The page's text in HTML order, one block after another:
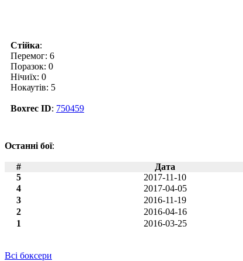
Стійка:
Перемог: 6
Поразок: 0
Нічиїх: 0
Нокаутів: 5
Boxrec ID: 750459
Останні бої:
# Дата
5
2017-11-10
4
2017-04-05
3
2016-11-19
2
2016-04-16
1
2016-03-25
Всі боксери